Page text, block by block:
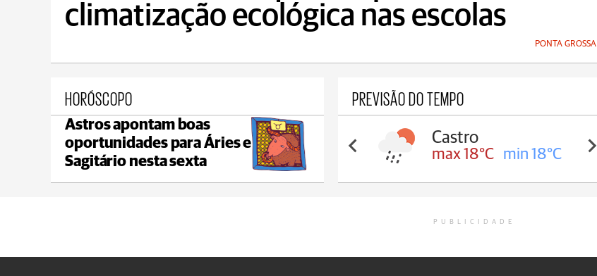
climatização ecológica nas escolas
PONTA GROSSA
HORÓSCOPO
Astros apontam boas
oportunidades para Áries e
Sagitário nesta sexta
PREVISÃO DO TEMPO
Castro
max 18°C min 18°C
Carambeí
max 18°C min 17°C
PUBLICIDADE